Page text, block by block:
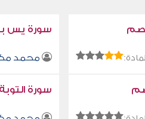
سورة يس
محمد
سورة